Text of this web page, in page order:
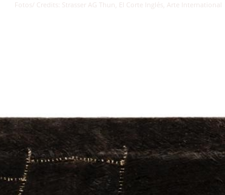
Fotos/ Credits: Strasser AG Thun, El Corte Inglés, Arte International